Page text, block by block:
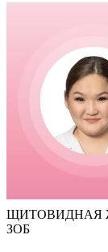
ЩИТОВИДНАЯ
ЗОБ